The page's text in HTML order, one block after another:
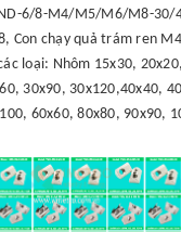
6/8-M4/M5/M6/M8-30/
Con chạy quả trám ren
loại: Nhôm 15x30,
30x90, 30x120,40x40,
60x60, 80x80, 90x90,